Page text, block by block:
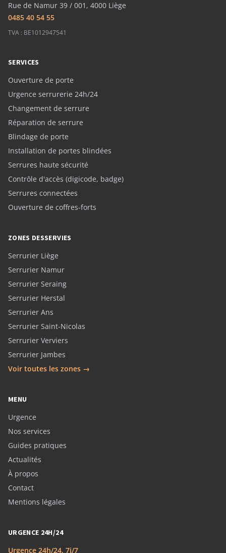
Rue de Namur 39 / 001, 4000 Liège
0485 40 54 55
TVA : BE1012947541
SERVICES
Ouverture de porte
Urgence serrurerie 24h/24
Changement de serrure
Réparation de serrure
Blindage de porte
Installation de portes blindées
Serrures haute sécurité
Contrôle d'accès (digicode, badge)
Serrures connectées
Ouverture de coffres-forts
ZONES DESSERVIES
Serrurier Liège
Serrurier Namur
Serrurier Seraing
Serrurier Herstal
Serrurier Ans
Serrurier Saint-Nicolas
Serrurier Verviers
Serrurier Jambes
Voir toutes les zones →
MENU
Urgence
Nos services
Guides pratiques
Actualités
À propos
Contact
Mentions légales
URGENCE 24H/24
Urgence 24h/24, 7j/7